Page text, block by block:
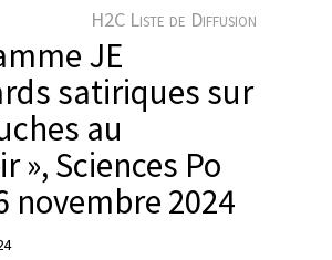
H2C Liste de Diffusion
JE
satiriques sur
au
», Sciences Po
novembre 2024